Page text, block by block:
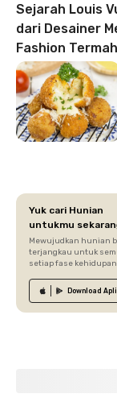
Sejarah Louis
dari Desainer
Fashion
Yuk cari Hunian
untukmu
Mewujudkan hunian
terjangkau untuk
setiap fase
Download